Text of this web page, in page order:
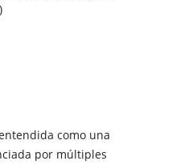
como una
por múltiples